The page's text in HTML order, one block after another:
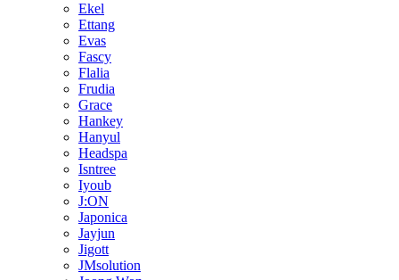
Ekel
Ettang
Evas
Fascy
Flalia
Frudia
Grace
Hankey
Hanyul
Headspa
Isntree
Iyoub
J:ON
Japonica
Jayjun
Jigott
JMsolution